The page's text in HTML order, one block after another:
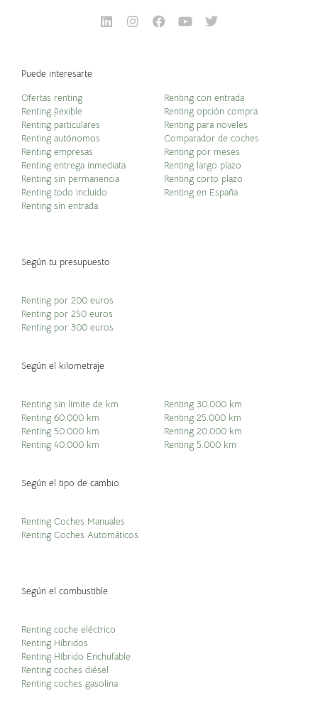
Puede interesarte
Ofertas renting
Renting flexible
Renting particulares
Renting autónomos
Renting empresas
Renting entrega inmediata
Renting sin permanencia
Renting todo incluido
Renting sin entrada
Renting con entrada
Renting opción compra
Renting para noveles
Comparador de coches
Renting por meses
Renting largo plazo
Renting corto plazo
Renting en España
Según tu presupuesto
Renting por 200 euros
Renting por 250 euros
Renting por 300 euros
Según el kilometraje
Renting sin límite de km
Renting 60.000 km
Renting 50.000 km
Renting 40.000 km
Renting 30.000 km
Renting 25.000 km
Renting 20.000 km
Renting 5.000 km
Según el tipo de cambio
Renting Coches Manuales
Renting Coches Automáticos
Según el combustible
Renting coche eléctrico
Renting Híbridos
Renting Híbrido Enchufable
Renting coches diésel
Renting coches gasolina